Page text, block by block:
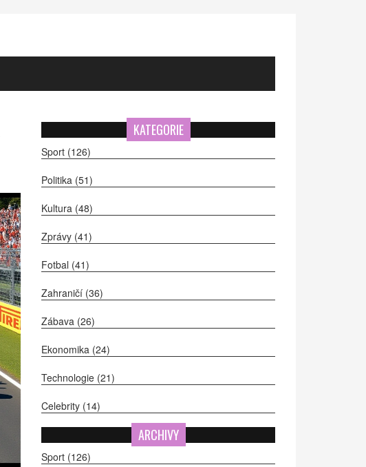
KATEGORIE
Sport (126)
Politika (51)
Kultura (48)
Zprávy (41)
Fotbal (41)
Zahraničí (36)
Zábava (26)
Ekonomika (24)
Technologie (21)
Celebrity (14)
ARCHIVY
Sport (126)